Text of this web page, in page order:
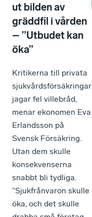
ut bilden av
gräddfil i vården
– ”Utbudet kan
öka”
Kritikerna till privata
sjukvårdsförsäkringar
jagar fel villebråd,
menar ekonomen Eva
Erlandsson på
Svensk Försäkring.
Utan dem skulle
konsekvenserna
snabbt bli tydliga.
”Sjukfrånvaron skulle
öka, och det skulle